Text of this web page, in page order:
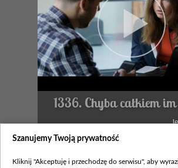
1336. Chyba całkiem
Szanujemy Twoją prywatność
Kliknij "Akceptuję i przechodzę do serwisu", aby